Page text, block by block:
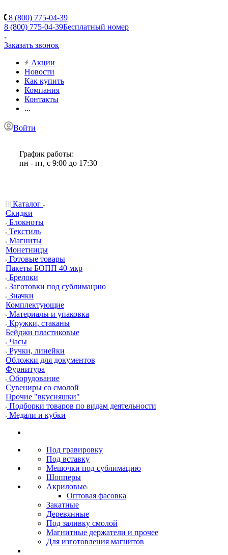
8 (800) 775-04-39
8 (800) 775-04-39Бесплатный номер
Заказать звонок
Акции
Новости
Как купить
Компания
Контакты
...
Войти
График работы:
пн - пт, с 9:00 до 17:30
Каталог
Скидки
Блокноты
Текстиль
Магниты
Монетницы
Готовые товары
Пакеты БОПП 40 мкр
Брелоки
Заготовки под сублимацию
Значки
Комплектующие
Материалы и упаковка
Кружки, стаканы
Бейджи пластиковые
Часы
Ручки, линейки
Обложки для документов
Фурнитура
Оборудование
Сувениры со смолой
Прочие "вкусняшки"
Подборки товаров по видам деятельности
Медали и кубки
Под гравировку
Под вставку
Мешочки под сублимацию
Шопперы
Акриловые
Оптовая фасовка
Закатные
Деревянные
Под заливку смолой
Магнитные держатели и прочее
Для изготовления магнитов